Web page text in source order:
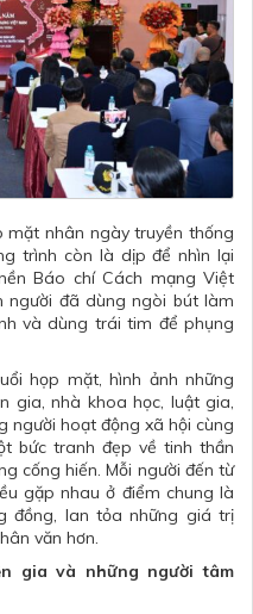
mặt nhân ngày truyền thống
trình còn là dịp để nhìn lại
Báo chí Cách mạng Việt
người đã dùng ngòi bút làm
và dùng trái tim để phụng
họp mặt, hình ảnh những
gia, nhà khoa học, luật gia,
người hoạt động xã hội cùng
bức tranh đẹp về tinh thần
cống hiến. Mỗi người đến từ
gặp nhau ở điểm chung là
đồng, lan tỏa những giá trị
văn hơn.
gia và những người tâm